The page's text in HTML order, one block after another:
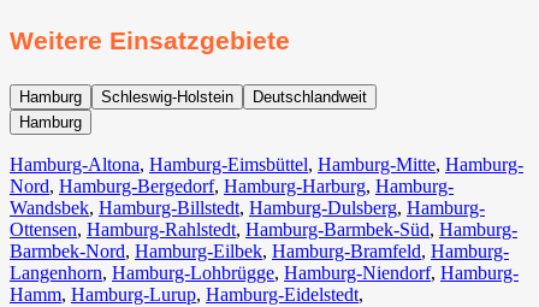
Weitere Einsatzgebiete
Hamburg Schleswig-Holstein
Deutschlandweit
Hamburg
Hamburg-Altona, Hamburg-Eimsbüttel, Hamburg-Mitte, Hamburg-
Nord, Hamburg-Bergedorf, Hamburg-Harburg, Hamburg-
Wandsbek, Hamburg-Billstedt, Hamburg-Dulsberg, Hamburg-
Ottensen, Hamburg-Rahlstedt, Hamburg-Barmbek-Süd, Hamburg-
Barmbek-Nord, Hamburg-Eilbek, Hamburg-Bramfeld, Hamburg-
Langenhorn, Hamburg-Lohbrügge, Hamburg-Niendorf, Hamburg-
Hamm, Hamburg-Lurup, Hamburg-Eidelstedt,